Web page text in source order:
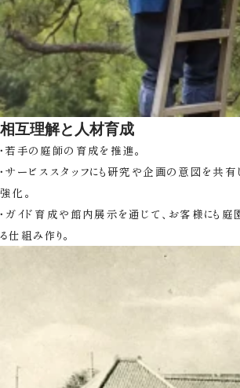
相互理解と人材育成
・若手の庭師の育成を推進。
・サービススタッフにも研究や企画の意図を共
強化。
・ガイド育成や館内展示を通じて、お客様にも
る仕組み作り。